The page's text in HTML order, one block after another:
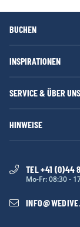
BUCHEN
INSPIRATIONEN
SERVICE & ÜBER UNS
HINWEISE
TEL +41 (0)44
Mo-Fr: 08:30 -
INFO@